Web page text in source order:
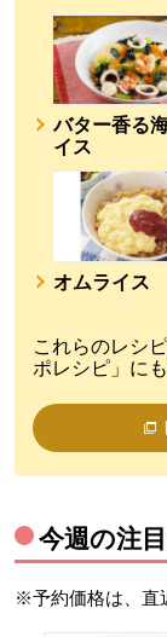
バター香る
イス
オムライス
これらのレシ
ポレシピ」に
今週の注
※予約価格は、直